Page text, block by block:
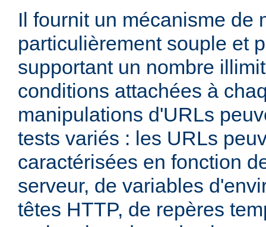
Il fournit un mécanisme de
particulièrement souple et
supportant un nombre
conditions attachées à
manipulations d'URLs
tests variés : les URLs
caractérisées en fonction
serveur, de variables
têtes HTTP, de repères